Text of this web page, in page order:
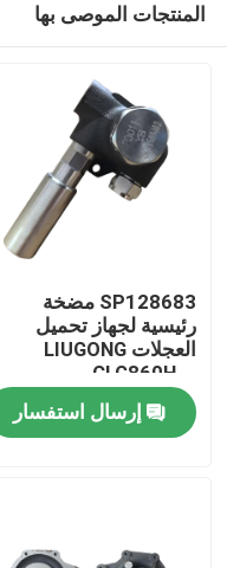
بيت
أشرطة فيديو
المنتجات الموصى بها
SP128683 مضخة
رئيسية لجهاز تحميل
العجلات LIUGONG
CLG860H、
CLG862H、
CLG862N、
CLG870H、CLG888、
إرسال استفسار